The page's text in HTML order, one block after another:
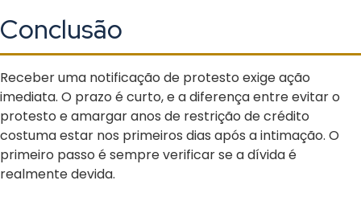
Conclusão
Receber uma notificação de protesto exige ação
imediata. O prazo é curto, e a diferença entre evitar o
protesto e amargar anos de restrição de crédito
costuma estar nos primeiros dias após a intimação. O
primeiro passo é sempre verificar se a dívida é
realmente devida.